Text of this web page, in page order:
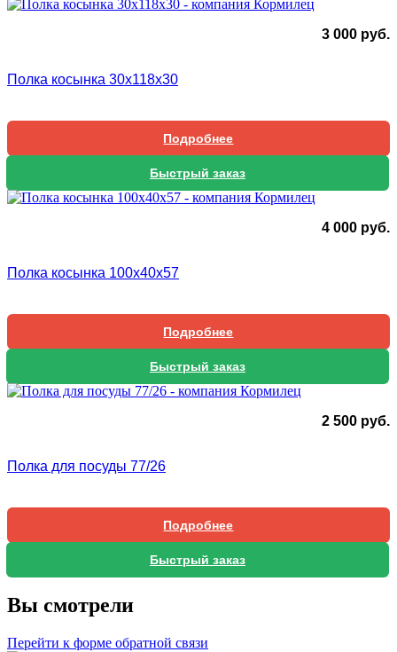
3 000 руб.
Полка косынка 30х118х30
Подробнее
Быстрый заказ
4 000 руб.
Полка косынка 100х40х57
Подробнее
Быстрый заказ
2 500 руб.
Полка для посуды 77/26
Подробнее
Быстрый заказ
Вы смотрели
Перейти к форме обратной связи